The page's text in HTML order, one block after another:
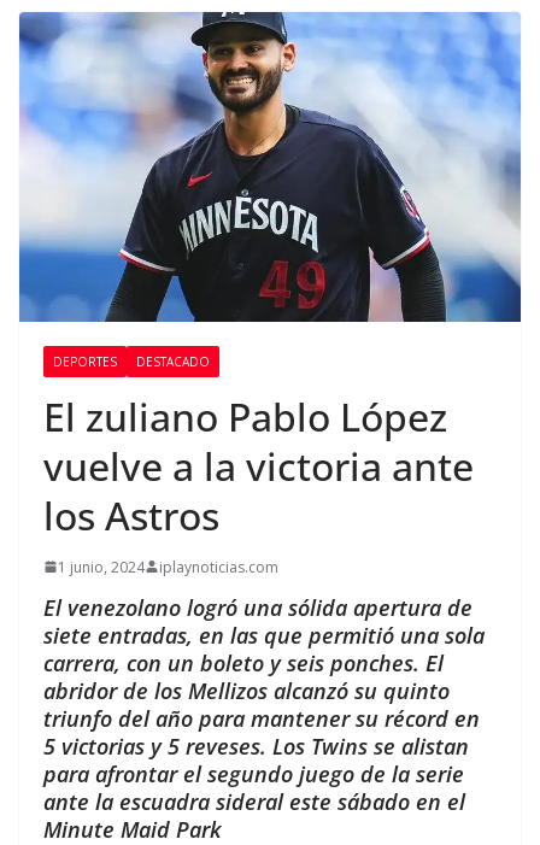
DEPORTES DESTACADO
El zuliano Pablo López
vuelve a la victoria ante
los Astros
1 junio, 2024 iplaynoticias.com
El venezolano logró una sólida apertura de
siete entradas, en las que permitió una sola
carrera, con un boleto y seis ponches. El
abridor de los Mellizos alcanzó su quinto
triunfo del año para mantener su récord en
5 victorias y 5 reveses. Los Twins se alistan
para afrontar el segundo juego de la serie
ante la escuadra sideral este sábado en el
Minute Maid Park